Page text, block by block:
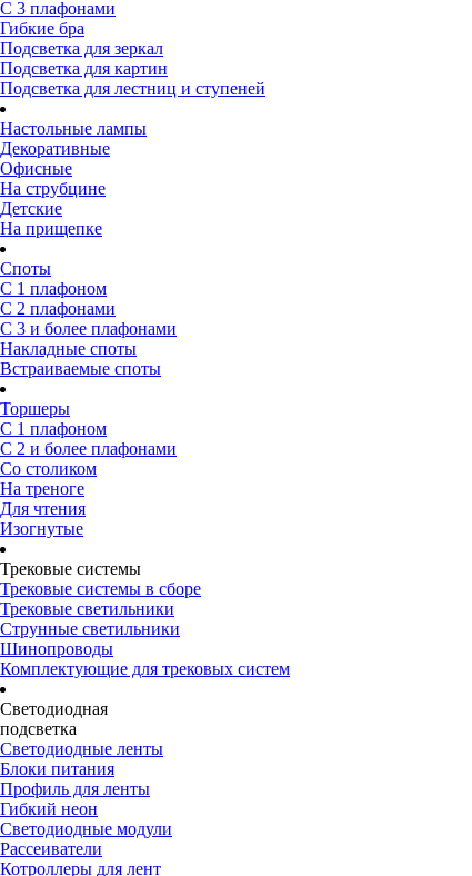
С 3 плафонами
Гибкие бра
Подсветка для зеркал
Подсветка для картин
Подсветка для лестниц и ступеней
Настольные лампы
Декоративные
Офисные
На струбцине
Детские
На прищепке
Споты
С 1 плафоном
С 2 плафонами
С 3 и более плафонами
Накладные споты
Встраиваемые споты
Торшеры
С 1 плафоном
С 2 и более плафонами
Со столиком
На треноге
Для чтения
Изогнутые
Трековые системы
Трековые системы в сборе
Трековые светильники
Струнные светильники
Шинопроводы
Комплектующие для трековых систем
Светодиодная
подсветка
Светодиодные ленты
Блоки питания
Профиль для ленты
Гибкий неон
Светодиодные модули
Рассеиватели
Котроллеры для лент